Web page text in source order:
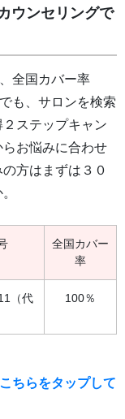
ウンセリングで
全国カバー率
も、サロンを検索
ステップキャン
お悩みに合わせ
方はまずは３０
全国カバー
率
（代
100％
ちらをタップして